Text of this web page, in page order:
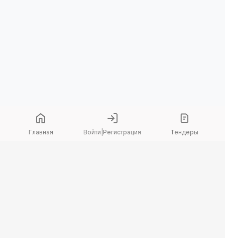
Главная Войти Регистрация Тендеры